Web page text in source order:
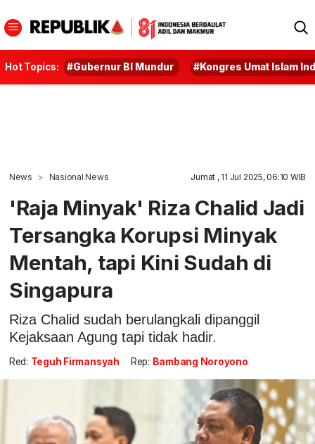
Hot Topics: #Gubernur BI Mundur #Kongres Umat Islam
News Nasional News Jumat , 11 Jul 2025, 06:10 WIB
'Raja Minyak' Riza Chalid Jadi
Tersangka Korupsi Minyak
Mentah, tapi Kini Sudah di
Singapura
Riza Chalid sudah berulangkali dipanggil
Kejaksaan Agung tapi tidak hadir.
Red: Teguh Firmansyah Rep: Bambang Noroyono